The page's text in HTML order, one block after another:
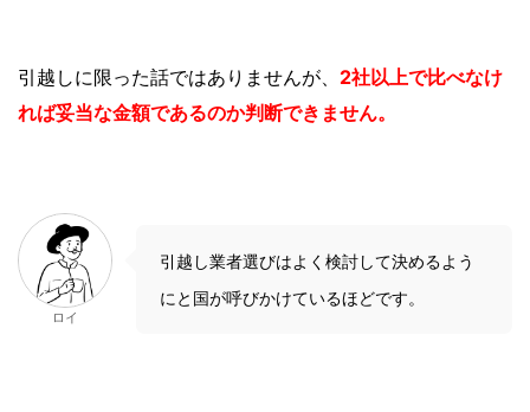
引越しに限った話ではありませんが、 2社以上で比べなけ
れば妥当な金額であるのか判断できません。
ロイ
引越し業者選びはよく検討して決めるよう
にと国が呼びかけているほどです。